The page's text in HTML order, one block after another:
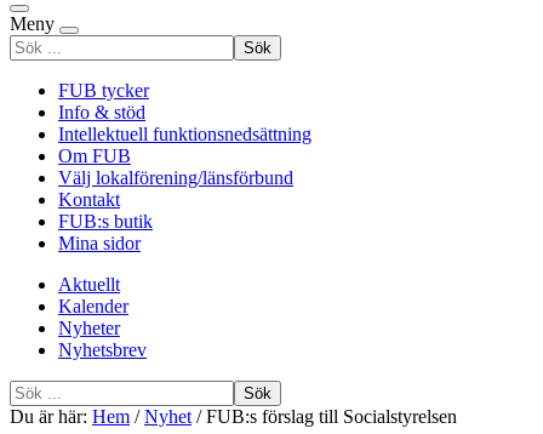
Meny
Sök
efter
FUB tycker
Info & stöd
Intellektuell funktionsnedsättning
Om FUB
Välj lokalförening/länsförbund
Kontakt
FUB:s butik
Mina sidor
Aktuellt
Kalender
Nyheter
Nyhetsbrev
Sök
efter
Du är här: Hem /Nyhet /FUB:s förslag till Socialstyrelsen